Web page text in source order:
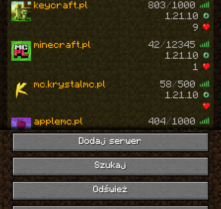
Dodaj serwer
Szukaj
Odśwież
keycraft.pl
803/ 1000
1.21.10
9
minecraft.pl
42/ 12345
1.21.10
1
mc.krystalmc.pl
58/ 500
1.21.10
applemc.pl 404 / 1000
1.21.10
skytop.pl
0/2026
1.21.10
7
craftmc.pl
540/3000